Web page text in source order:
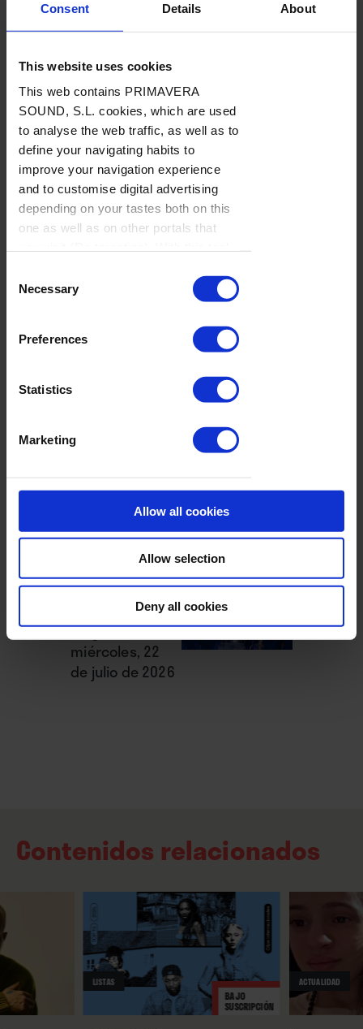
Consent Details About
This website uses cookies
This web contains PRIMAVERA
SOUND, S.L. cookies, which are used
to analyse the web traffic, as well as to
define your navigating habits to
improve your navigation experience
and to customise digital advertising
depending on your tastes both on this
one as well as on other portals that
cookies or third party cookies. In the
on the web
there is information on how to disable
cookies on the browser. If you want to
private and it will appear again
Selection
Necessary
Preferences
Statistics
Marketing
Allow all cookies
Allow selection
Deny all cookies
vista por... José
Manuel Caturla:
viernes, 31 de
julio de 2026
La semana
vista por... José
Manuel Caturla:
miércoles, 29
de julio de 2026
La semana
Manuel Caturla:
La semana
viernes, 24 de
julio de 2026
La semana
vista por...
Diego Rubio:
miércoles, 22
de julio de 2026
Contenidos relacionados
BAJO
SUSCRIPCIÓN
LISTAS ACTUALIDAD